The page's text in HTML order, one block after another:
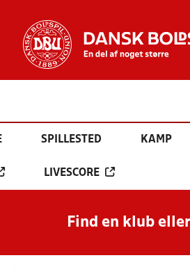
SPILLESTED KAMP
LIVESCORE
Find en klub